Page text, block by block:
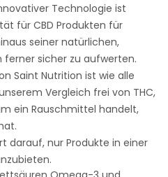
Technologie ist
für CBD Produkten für
seiner natürlichen,
ferner sicher zu aufwerten.
Saint Nutrition ist wie alle
Vergleich frei von THC,
ein Rauschmittel handelt,
darauf, nur Produkte in einer